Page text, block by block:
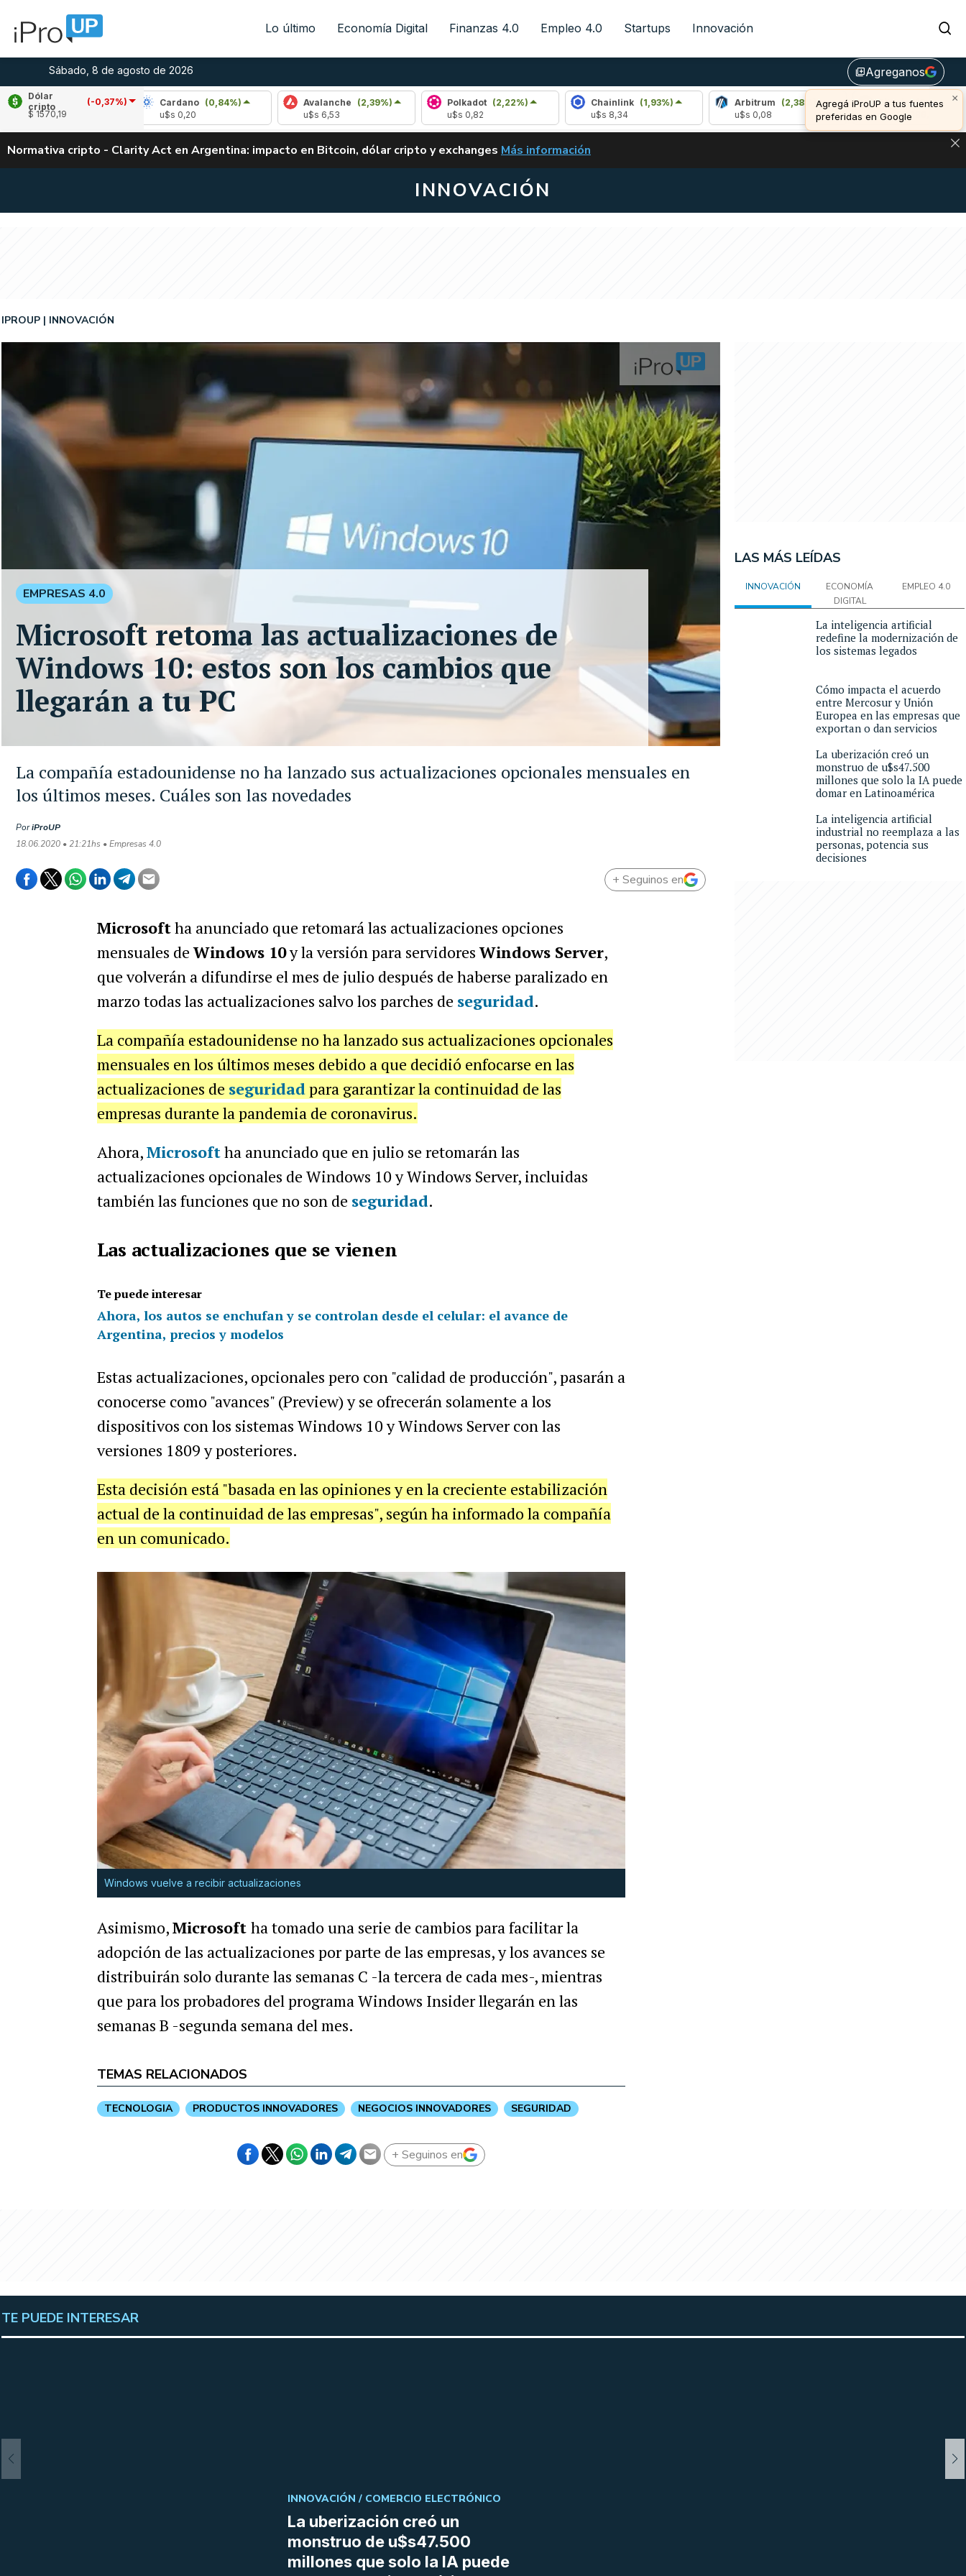
Lo último Economía Digital Finanzas 4.0 Empleo 4.0 Startups Innovación
Sábado, 8 de agosto de 2026 library_addAgreganos
×
Agregá iProUP a tus fuentes
preferidas en Google
Dólar
cripto
(-0,37%)
$ 1570,19
(2,74%)
Cardano
(0,84%)
Avalanche (2,39%)
Polkadot
(2,22%)
Chainlink
(1,93%)
Arbitrum
(2,38%)
Bitcoin (0,43%)
u$s 65.086,00
Normativa cripto - Clarity Act en Argentina: impacto en Bitcoin, dólar cripto y exchanges CLARITY ACT EN ARGENTINA: IMPACTO EN BITCOIN, DÓLAR CRIPTO Y EXCHANGES
Más información
INNOVACIÓN
La compañía estadounidense no ha lanzado sus actualizaciones opcionales mensuales en
los últimos meses. Cuáles son las novedades
IPROUP INNOVACIÓN
PoriProUP
18.06.2020 • 21:21hs • Empresas 4.0
EMPRESAS 4.0
Microsoft retoma las actualizaciones de
Windows 10: estos son los cambios que
llegarán a tu PC
+ Seguinos en
Microsoftha anunciado que retomará las actualizaciones opciones
mensuales deWindows 10y la versión para servidoresWindows Server,
que volverán a difundirse el mes de julio después de haberse paralizado en
marzo todas las actualizaciones salvo los parches de seguridad.
La compañía estadounidense no ha lanzado sus actualizaciones opcionales
mensuales en los últimos meses debido a que decidió enfocarse en las
actualizaciones de seguridadpara garantizar la continuidad de las
empresas durante la pandemia de coronavirus.
Ahora,Microsoftha anunciado que en julio se retomarán las
actualizaciones opcionales de Windows 10 y Windows Server, incluidas
también las funciones que no son de seguridad.
Las actualizaciones que se vienen
Te puede interesar
Ahora, los autos se enchufan y se controlan desde el celular: el avance de
Argentina, precios y modelos
Estas actualizaciones, opcionales pero con "calidad de producción", pasarán a
conocerse como "avances" (Preview) y se ofrecerán solamente a los
dispositivos con los sistemas Windows 10 y Windows Server con las
versiones 1809 y posteriores.
Esta decisión está "basada en las opiniones y en la creciente estabilización
actual de la continuidad de las empresas", según ha informado la compañía
en un comunicado.
Windows vuelve a recibir actualizaciones
Asimismo,Microsoft ha tomado una serie de cambios para facilitar la
adopción de las actualizaciones por parte de las empresas, y los avances se
distribuirán solo durante las semanas C -la tercera de cada mes-, mientras
que para los probadores del programa Windows Insider llegarán en las
semanas B -segunda semana del mes.
TEMAS RELACIONADOS
TECNOLOGIA PRODUCTOS INNOVADORES NEGOCIOS INNOVADORES SEGURIDAD
+ Seguinos en
LAS MÁS LEÍDAS
INNOVACIÓN
ECONOMÍA
DIGITAL
EMPLEO 4.0
La inteligencia artificial
redefine la modernización de
los sistemas legados
Cómo impacta el acuerdo
entre Mercosur y Unión
Europea en las empresas que
exportan o dan servicios
La uberización creó un
monstruo de u$s47.500
millones que solo la IA puede
domar en Latinoamérica
La inteligencia artificial
industrial no reemplaza a las
personas, potencia sus
decisiones
TE PUEDE INTERESAR
La uberización creó un
monstruo de u$s47.500
millones que solo la IA puede
INNOVACIÓN / COMERCIO ELECTRÓNICO